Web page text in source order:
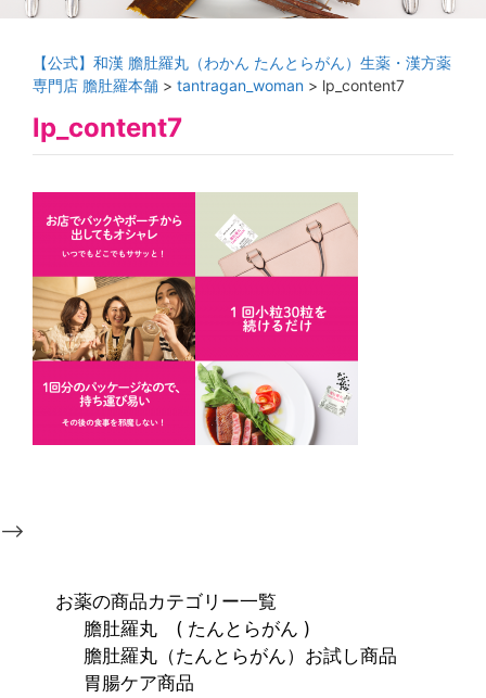
【公式】和漢 膽肚羅丸（わかん たんとらがん）生薬・漢方薬
専門店 膽肚羅本舗 > tantragan_woman > lp_content7
lp_content7
-->
お薬の商品カテゴリー一覧
膽肚羅丸 ( たんとらがん )
膽肚羅丸（たんとらがん）お試し商品
胃腸ケア商品